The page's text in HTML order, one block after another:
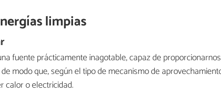
limpias
fuente prácticamente inagotable, capaz de
modo que, según el tipo de mecanismo de
calor o electricidad.